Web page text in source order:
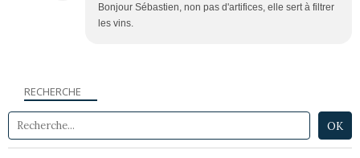
Bonjour Sébastien, non pas d'artifices, elle sert à filtrer
les vins.
RECHERCHE